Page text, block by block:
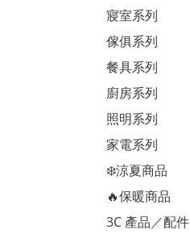
寢室系列
傢俱系列
餐具系列
廚房系列
照明系列
家電系列
❄️涼夏商品
🔥保暖商品
3C 產品／配件